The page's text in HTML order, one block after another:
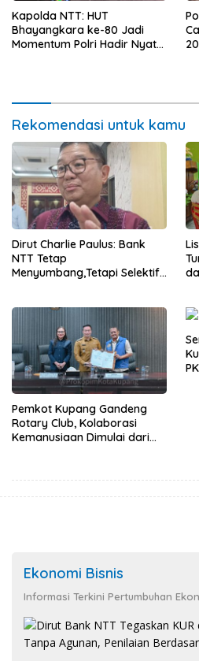
Kapolda NTT: HUT
Bhayangkara ke-80 Jadi
Momentum Polri Hadir Nyata
Rekomendasi untuk kamu
Dirut Charlie Paulus: Bank
NTT Tetap
Menyumbang,Tetapi Selektif
Pemkot Kupang Gandeng
Rotary Club, Kolaborasi
Kemanusiaan Dimulai dari
Ekonomi Bisnis
Informasi Terkini Pertumbuhan